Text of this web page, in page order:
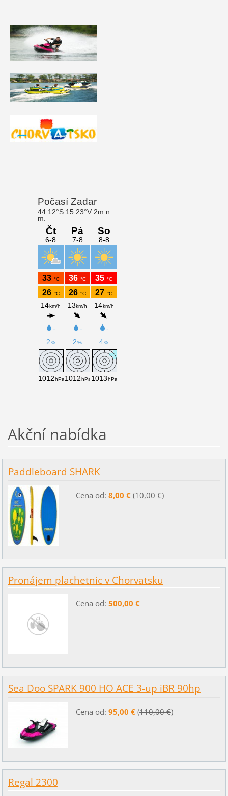
Akční nabídka
Paddleboard SHARK
Cena od: 8,00 €(10,00 €)
Pronájem plachetnic v Chorvatsku
Cena od: 500,00 €
Sea Doo SPARK 900 HO ACE 3-up iBR 90hp
Cena od: 95,00 €(110,00 €)
Regal 2300